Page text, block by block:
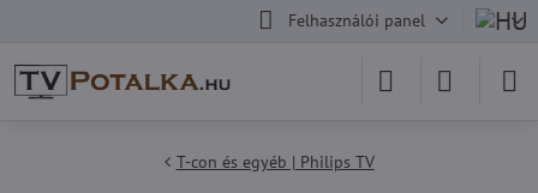
Felhasználói panel
T-con és egyéb | Philips TV